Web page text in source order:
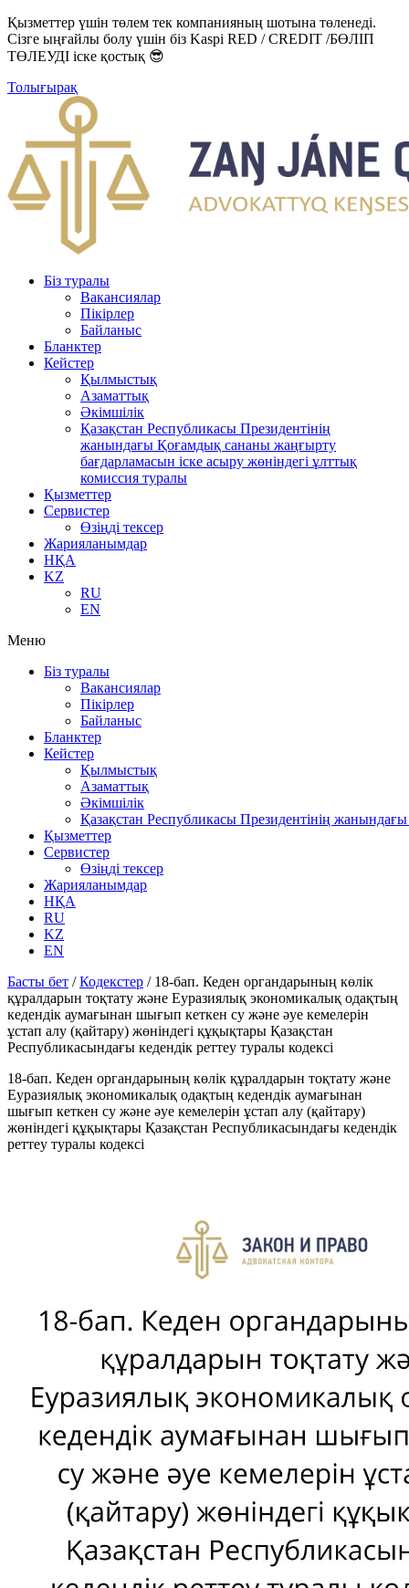
Қызметтер үшін төлем тек компанияның шотына төленеді.
Сізге ыңғайлы болу үшін біз Kaspi RED / CREDIT /БӨЛІП
ТӨЛЕУДІ іске қостық 😎
Толығырақ
Біз туралы
Вакансиялар
Пікірлер
Байланыс
Бланктер
Кейстер
Қылмыстық
Азаматтық
Әкімшілік
Қазақстан Республикасы Президентінің
жанындағы Қоғамдық сананы жаңғырту
бағдарламасын іске асыру жөніндегі ұлттық
комиссия туралы
Қызметтер
Сервистер
Өзіңді тексер
Жарияланымдар
НҚА
KZ
RU
EN
Меню
Біз туралы
Вакансиялар
Пікірлер
Байланыс
Бланктер
Кейстер
Қылмыстық
Азаматтық
Әкімшілік
Қазақстан Республикасы Президентінің
Қызметтер
Сервистер
Өзіңді тексер
Жарияланымдар
НҚА
RU
KZ
EN
Басты бет /Кодекстер / 18-бап. Кеден органдарының көлік
құралдарын тоқтату және Еуразиялық экономикалық одақтың
кедендік аумағынан шығып кеткен су және әуе кемелерін
ұстап алу (қайтару) жөніндегі құқықтары Қазақстан
Республикасындағы кедендік реттеу туралы кодексі
18-бап. Кеден органдарының көлік құралдарын тоқтату және
Еуразиялық экономикалық одақтың кедендік аумағынан
шығып кеткен су және әуе кемелерін ұстап алу (қайтару)
жөніндегі құқықтары Қазақстан Республикасындағы кедендік
реттеу туралы кодексі